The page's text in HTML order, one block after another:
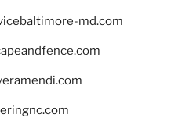
md.com